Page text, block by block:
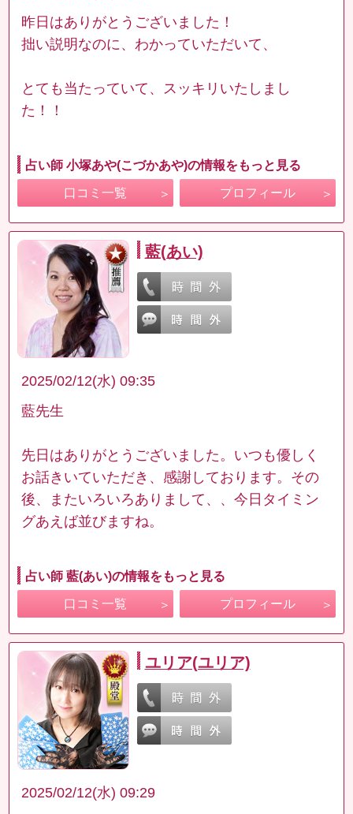
昨日はありがとうございました！
拙い説明なのに、わかっていただいて、
とても当たっていて、スッキリいたしまし
た！！
占い師 小塚あや(こづかあや)の情報をもっと見る
口コミ一覧 プロフィール
藍(あい)
2025/02/12(水) 09:35
藍先生
先日はありがとうございました。いつも優しく
お話きいていただき、感謝しております。その
後、またいろいろありまして、、今日タイミン
グあえば並びますね。
占い師 藍(あい)の情報をもっと見る
口コミ一覧 プロフィール
ユリア(ユリア)
2025/02/12(水) 09:29